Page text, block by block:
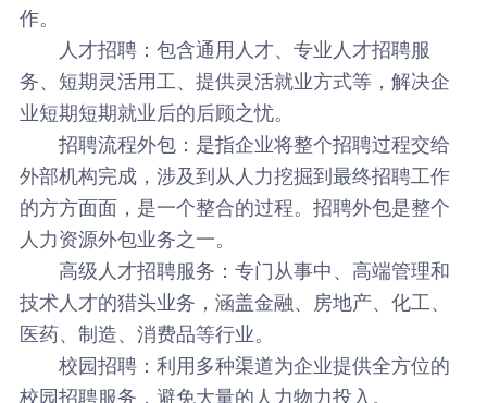
作。
人才招聘： 包含通用人才、专业人才招聘服
务、短期灵活用工、提供灵活就业方式等，解决企
业短期短期就业后的后顾之忧。
招聘流程外包： 是指企业将整个招聘过程交给
外部机构完成，涉及到从人力挖掘到最终招聘工作
的方方面面，是一个整合的过程。招聘外包是整个
人力资源外包业务之一。
高级人才招聘服务： 专门从事中、高端管理和
技术人才的猎头业务，涵盖金融、房地产、化工、
医药、制造、消费品等行业。
校园招聘： 利用多种渠道为企业提供全方位的
校园招聘服务，避免大量的人力物力投入。